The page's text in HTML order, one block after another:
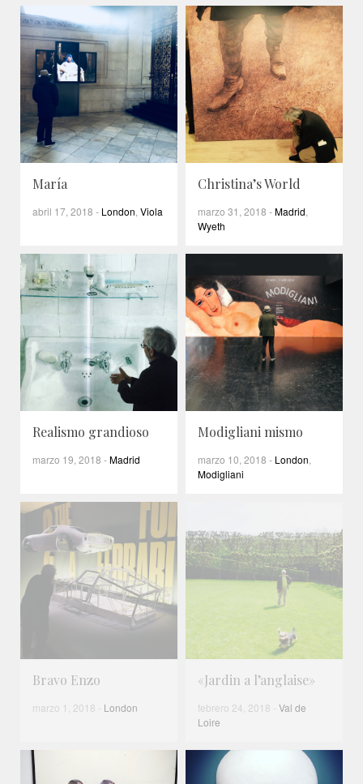
María
abril 17, 2018 - London,Viola
Christina’s World
marzo 31, 2018 -Madrid,
Wyeth
Realismo grandioso
marzo 19, 2018 -Madrid
Modigliani mismo
marzo 10, 2018 - London,
Modigliani
Bravo Enzo
marzo 1, 2018 - London
«Jardin a l’anglaise»
febrero 24, 2018 - Val de
Loire